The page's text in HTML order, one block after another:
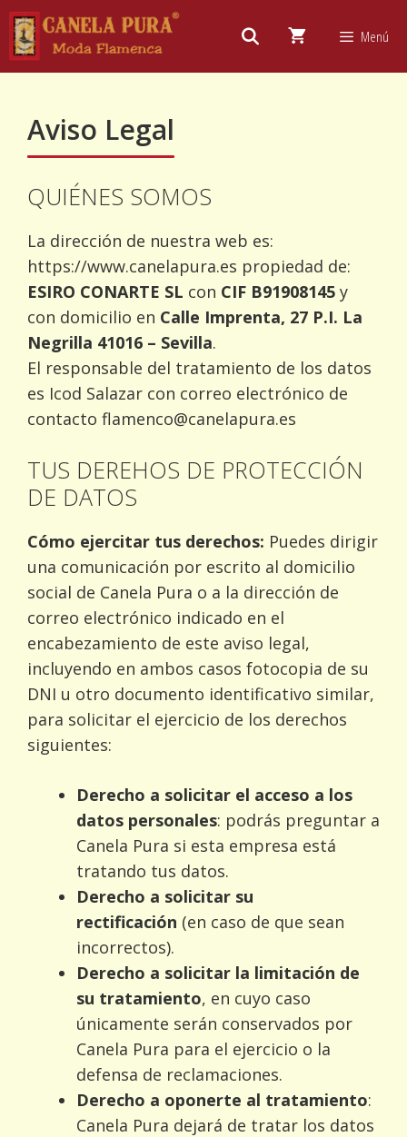
Saltar
contenido
Menú
Aviso Legal
QUIÉNES SOMOS
La dirección de nuestra web es:
https://www.canelapura.es propiedad de:
ESIRO CONARTE SL con CIF B91908145 y
con domicilio en Calle Imprenta, 27 P.I. La
Negrilla 41016 – Sevilla.
El responsable del tratamiento de los datos
es Icod Salazar con correo electrónico de
contacto flamenco@canelapura.es
TUS DEREHOS DE PROTECCIÓN
DE DATOS
Cómo ejercitar tus derechos: Puedes dirigir
una comunicación por escrito al domicilio
social de Canela Pura o a la dirección de
correo electrónico indicado en el
encabezamiento de este aviso legal,
incluyendo en ambos casos fotocopia de su
DNI u otro documento identificativo similar,
para solicitar el ejercicio de los derechos
siguientes:
Derecho a solicitar el acceso a los
datos personales: podrás preguntar a
Canela Pura si esta empresa está
tratando tus datos.
Derecho a solicitar su
rectificación (en caso de que sean
incorrectos).
Derecho a solicitar la limitación de
su tratamiento, en cuyo caso
únicamente serán conservados por
Canela Pura para el ejercicio o la
defensa de reclamaciones.
Derecho a oponerte al tratamiento:
Canela Pura dejará de tratar los datos